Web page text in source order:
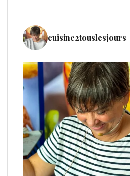
cuisine2touslesjours